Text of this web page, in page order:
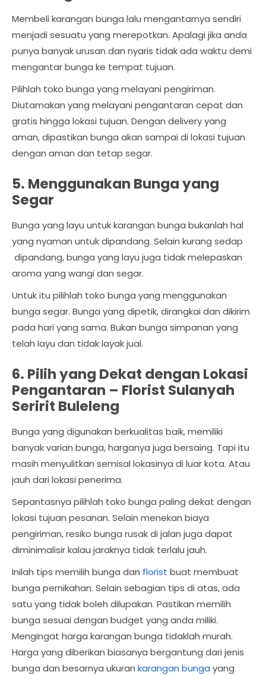
Membeli karangan bunga lalu mengantarnya sendiri
menjadi sesuatu yang merepotkan. Apalagi jika anda
punya banyak urusan dan nyaris tidak ada waktu demi
mengantar bunga ke tempat tujuan.
Pilihlah toko bunga yang melayani pengiriman.
Diutamakan yang melayani pengantaran cepat dan
gratis hingga lokasi tujuan. Dengan delivery yang
aman, dipastikan bunga akan sampai di lokasi tujuan
dengan aman dan tetap segar.
5. Menggunakan Bunga yang
Segar
Bunga yang layu untuk karangan bunga bukanlah hal
yang nyaman untuk dipandang. Selain kurang sedap
dipandang, bunga yang layu juga tidak melepaskan
aroma yang wangi dan segar.
Untuk itu pilihlah toko bunga yang menggunakan
bunga segar. Bunga yang dipetik, dirangkai dan dikirim
pada hari yang sama. Bukan bunga simpanan yang
telah layu dan tidak layak jual.
6. Pilih yang Dekat dengan Lokasi
Pengantaran – Florist Sulanyah
Seririt Buleleng
Bunga yang digunakan berkualitas baik, memiliki
banyak varian bunga, harganya juga bersaing. Tapi itu
masih menyulitkan semisal lokasinya di luar kota. Atau
jauh dari lokasi penerima.
Sepantasnya pilihlah toko bunga paling dekat dengan
lokasi tujuan pesanan. Selain menekan biaya
pengiriman, resiko bunga rusak di jalan juga dapat
diminimalisir kalau jaraknya tidak terlalu jauh.
Inilah tips memilih bunga dan florist buat membuat
bunga pernikahan. Selain sebagian tips di atas, ada
satu yang tidak boleh dilupakan. Pastikan memilih
bunga sesuai dengan budget yang anda miliki.
Mengingat harga karangan bunga tidaklah murah.
Harga yang diberikan biasanya bergantung dari jenis
bunga dan besarnya ukuran karangan bunga yang